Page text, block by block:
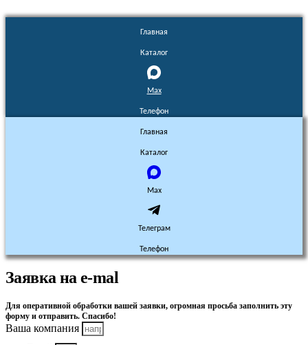
Главная
Каталог
Max
Телефон
Главная
Каталог
Max
Телеграм
Телефон
Заявка на e-mal
Для оперативной обработки вашей заявки, огромная просьба заполнить эту
форму и отправить. Спасибо!
Ваша компания